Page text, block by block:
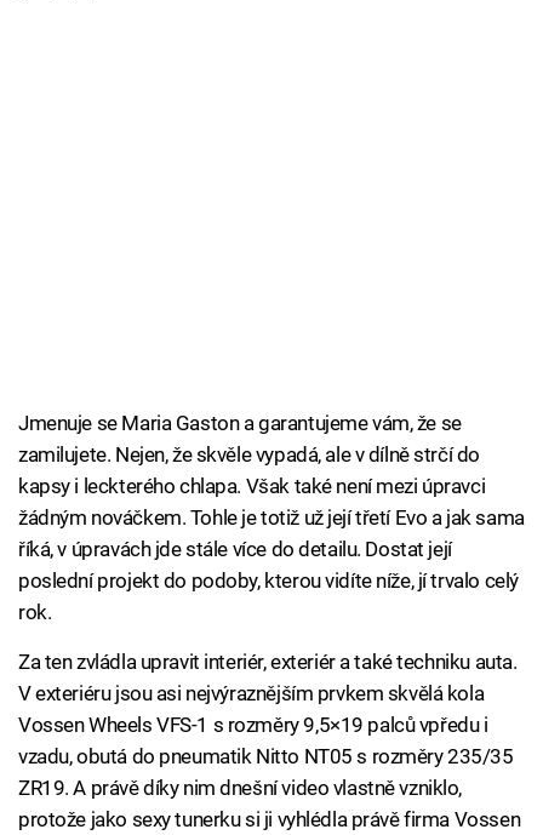
Jmenuje se Maria Gaston a garantujeme vám, že se
zamilujete. Nejen, že skvěle vypadá, ale v dílně strčí do
kapsy i leckterého chlapa. Však také není mezi úpravci
žádným nováčkem. Tohle je totiž už její třetí Evo a jak sama
říká, v úpravách jde stále více do detailu. Dostat její
poslední projekt do podoby, kterou vidíte níže, jí trvalo celý
rok.
Za ten zvládla upravit interiér, exteriér a také techniku auta.
V exteriéru jsou asi nejvýraznějším prvkem skvělá kola
Vossen Wheels VFS-1 s rozměry 9,5×19 palců vpředu i
vzadu, obutá do pneumatik Nitto NT05 s rozměry 235/35
ZR19. A právě díky nim dnešní video vlastně vzniklo,
protože jako sexy tunerku si ji vyhlédla právě firma Vossen